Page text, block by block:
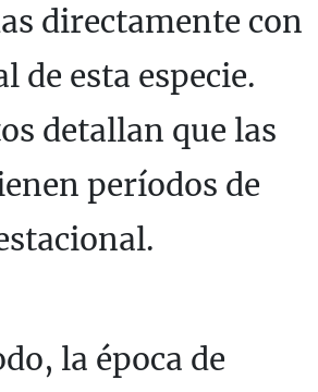
directamente con
de esta especie.
detallan que las
períodos de
la época de